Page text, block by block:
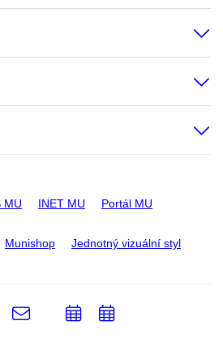
MU INET MU Portál MU
Munishop Jednotný vizuální styl
e-
Email
PřidatPřidat